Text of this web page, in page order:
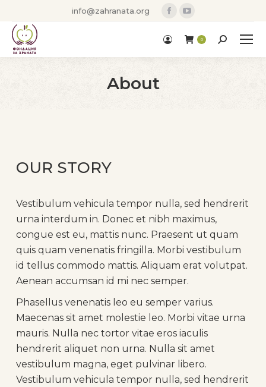
info@zahranata.org
Facebook
page
opens
in
YouTube
page
opens
in
0 Search:
About
OUR STORY
Vestibulum vehicula tempor nulla, sed hendrerit
urna interdum in. Donec et nibh maximus,
congue est eu, mattis nunc. Praesent ut quam
quis quam venenatis fringilla. Morbi vestibulum
id tellus commodo mattis. Aliquam erat volutpat.
Aenean accumsan id mi nec semper.
Phasellus venenatis leo eu semper varius.
Maecenas sit amet molestie leo. Morbi vitae urna
mauris. Nulla nec tortor vitae eros iaculis
hendrerit aliquet non urna. Nulla sit amet
vestibulum magna, eget pulvinar libero.
Vestibulum vehicula tempor nulla, sed hendrerit